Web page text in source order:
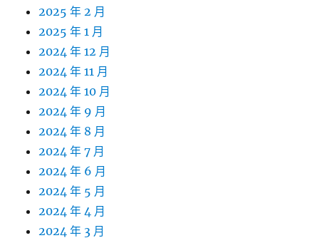
2025 年 2 月
2025 年 1 月
2024 年 12 月
2024 年 11 月
2024 年 10 月
2024 年 9 月
2024 年 8 月
2024 年 7 月
2024 年 6 月
2024 年 5 月
2024 年 4 月
2024 年 3 月